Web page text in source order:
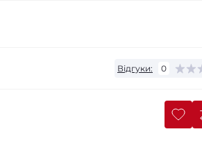
Відгуки: 0